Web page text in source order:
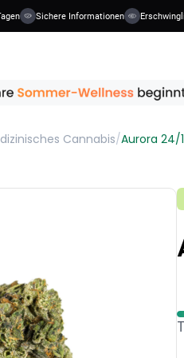
Sichere Informationen
Cannabis/Aurora 24/